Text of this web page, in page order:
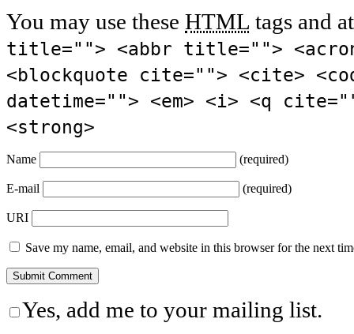
You may use these HTML tags and
title=""> <abbr title="">
<blockquote cite=""> <cite>
datetime=""> <em> <i> <q
<strong>
Name (required)
E-mail (required)
URI
Save my name, email, and website in this browser for the next
Yes, add me to your mailing list.